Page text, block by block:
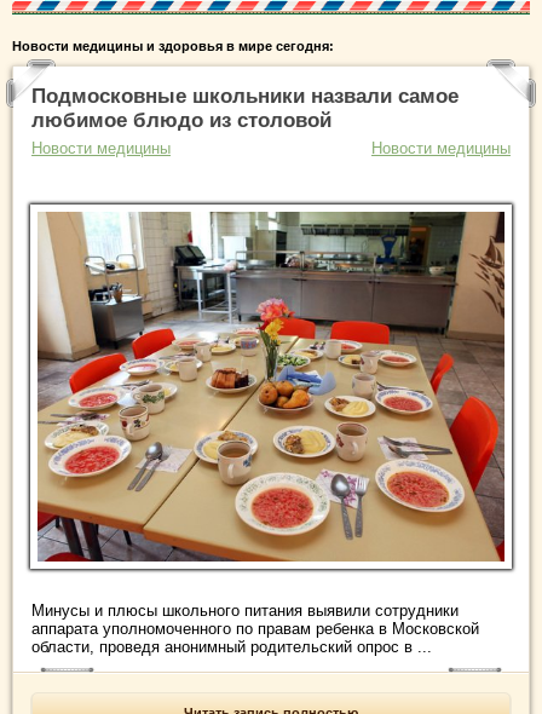
Новости медицины и здоровья в мире сегодня:
Подмосковные школьники назвали самое
любимое блюдо из столовой
Новости медицины Новости медицины
Минусы и плюсы школьного питания выявили сотрудники
аппарата уполномоченного по правам ребенка в Московской
области, проведя анонимный родительский опрос в ...